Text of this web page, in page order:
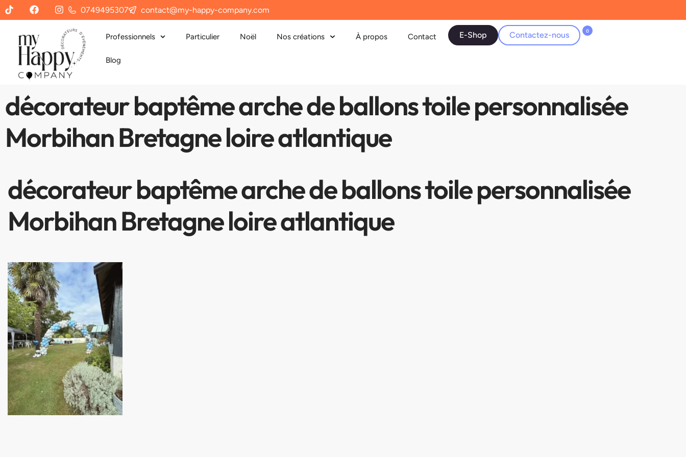
0749495307 contact@my-happy-company.com
Professionnels Particulier Noël Nos créations À propos Contact
Blog
E-Shop Contactez-nous 0
décorateur baptême arche de ballons toile personnalisée
Morbihan Bretagne loire atlantique
décorateur baptême arche de ballons toile personnalisée
Morbihan Bretagne loire atlantique